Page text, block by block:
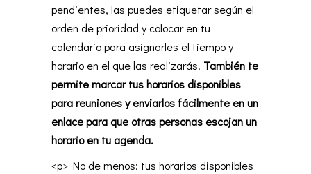
pendientes, las puedes etiquetar según el
orden de prioridad y colocar en tu
calendario para asignarles el tiempo y
horario en el que las realizarás. También te
permite marcar tus horarios disponibles
para reuniones y enviarlos fácilmente en un
enlace para que otras personas escojan un
horario en tu agenda.
<p> No de menos: tus horarios disponibles